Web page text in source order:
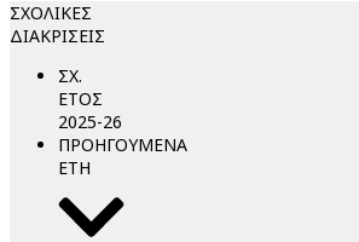
ΣΧΟΛΙΚΕΣ
ΔΙΑΚΡΙΣΕΙΣ
ΣΧ.
ΕΤΟΣ
2025-26
ΠΡΟΗΓΟΥΜΕΝΑ
ΕΤΗ